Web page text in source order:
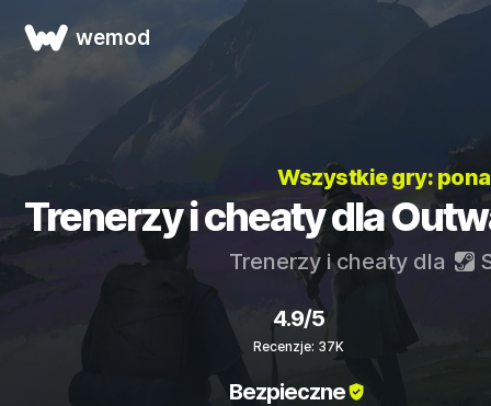
wemod
Wszystkie gry:
Trenerzy i cheaty dla
Trenerzy i cheaty dla
4.9/5
Recenzje: 37K
Bezpieczne